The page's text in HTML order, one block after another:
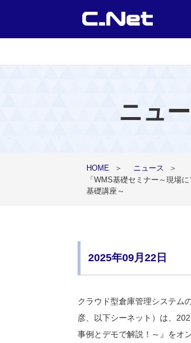
ニュ
HOME ＞ ニュース
＞
「WMS基礎セミナー～現場
基礎講座～
2025年09月22日
クラウド型倉庫管理システム
彦、以下シーネット）は、
事例とデモで解説！～』をオ